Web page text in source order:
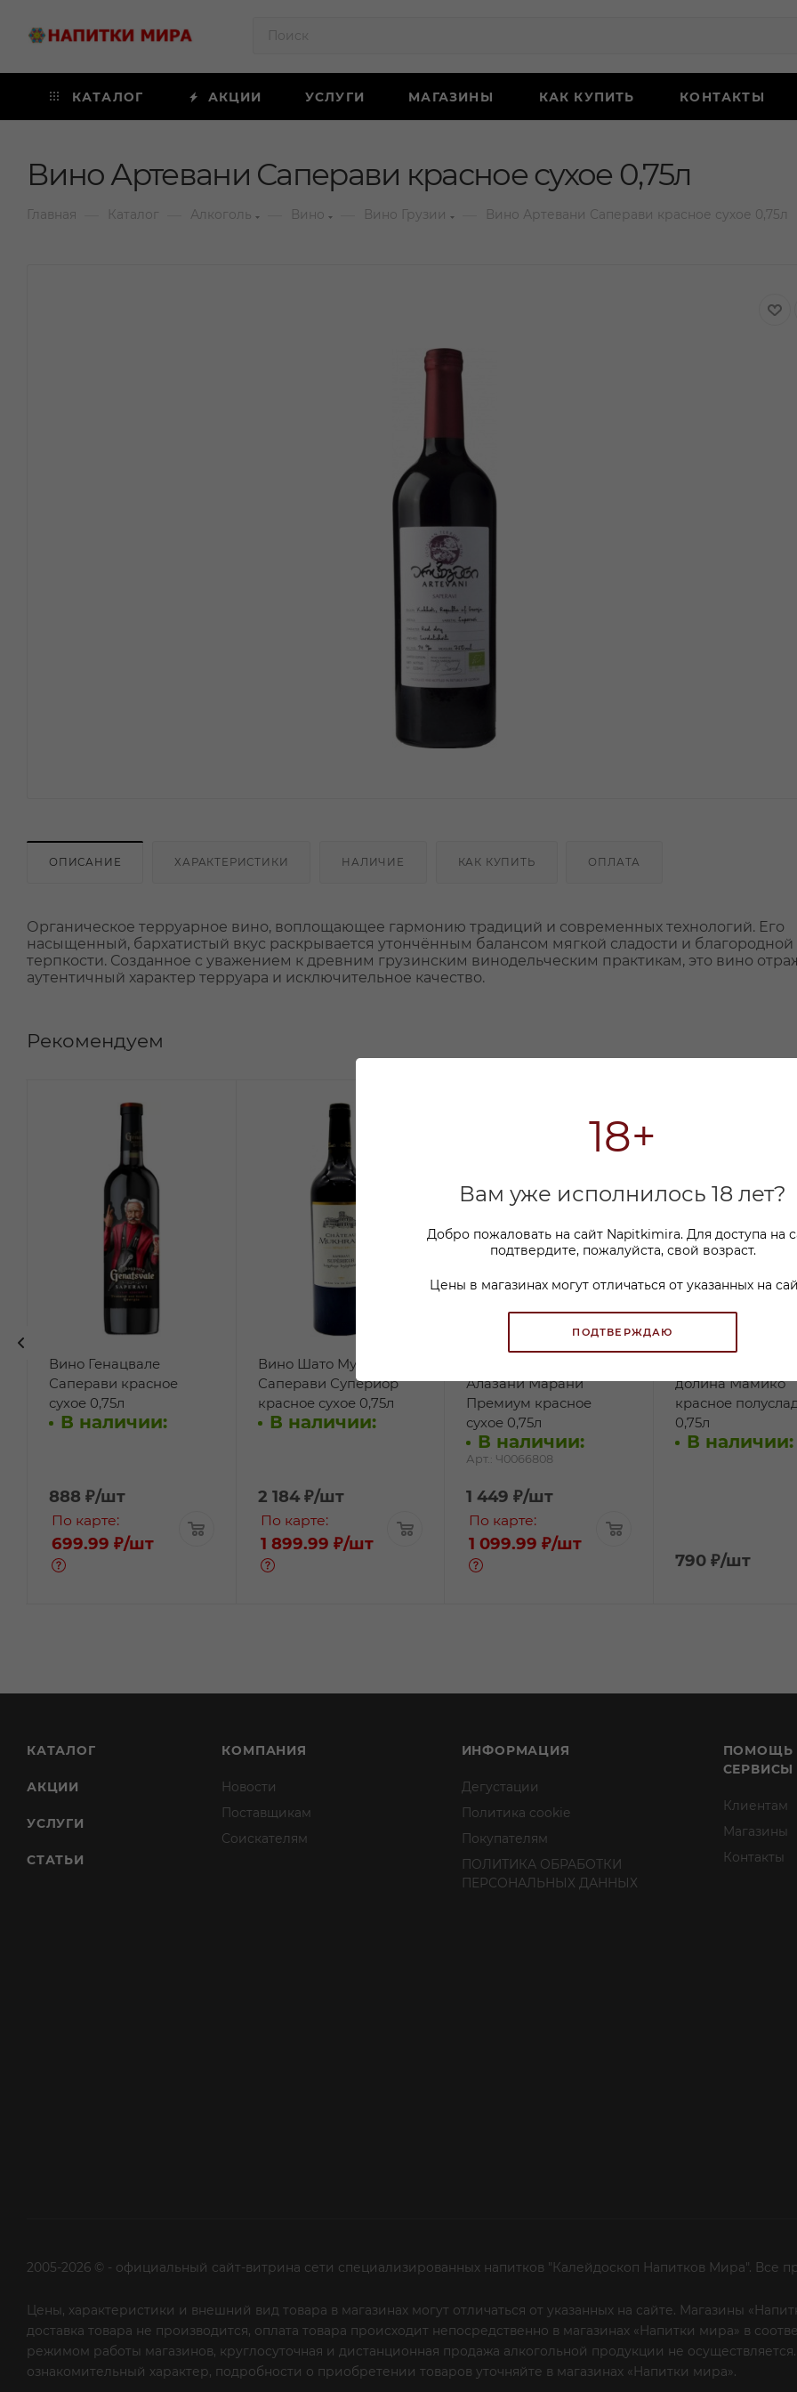
18+
Вам уже исполнилось 18 лет?
Добро пожаловать на сайт Napitkimira. Для доступа на
подтвердите, пожалуйста, свой возраст.
Цены в магазинах могут отличаться от указанных на
ПОДТВЕРЖДАЮ
КАТАЛОГ АКЦИИ УСЛУГИ МАГАЗИНЫ КАК КУПИТЬ КОНТАКТЫ
Вино Артевани Саперави красное сухое 0,75л
Главная Каталог Алкоголь Вино Вино Грузии Вино Артевани Саперави красное сухое 0,75л
ОПИСАНИЕ ХАРАКТЕРИСТИКИ НАЛИЧИЕ КАК КУПИТЬ ОПЛАТА
Органическое терруарное вино, воплощающее гармонию традиций и современных технологий. Его
насыщенный, бархатистый вкус раскрывается утончённым балансом мягкой сладости и благородной
терпкости. Созданное с уважением к древним грузинским винодельческим практикам, это вино
аутентичный характер терруара и исключительное качество.
Рекомендуем
Вино Генацвале
Саперави красное
сухое 0,75л
В наличии:
888 ₽/шт
По карте:
699.99 ₽/шт
Вино Шато Мухрани
Саперави Супериор
красное сухое 0,75л
В наличии:
2 184₽/шт
По карте:
1 899.99 ₽/шт
Алазани Марани
Премиум красное
сухое 0,75л
В наличии:
Арт.: Ч0066808
1 449 ₽/шт
По карте:
1 099.99 ₽/шт
долина Мамико
красное
0,75л
В наличии:
790 ₽/шт
КАТАЛОГ
АКЦИИ
УСЛУГИ
СТАТЬИ
КОМПАНИЯ
Новости
Поставщикам
Соискателям
ИНФОРМАЦИЯ
Дегустации
Политика cookie
Покупателям
ПОЛИТИКА ОБРАБОТКИ
ПЕРСОНАЛЬНЫХ ДАННЫХ
ПОМОЩЬ
СЕРВИСЫ
Клиентам
Магазины
Контакты
2005-2026 © - официальный сайт-витрина сети специализированных напитков "Калейдоскоп Напитков Мира". Все
Цены, характеристики и внешний вид товара в магазинах могут отличаться от указанных на сайте. Магазины
доставка товара не производится, оплата товара происходит непосредственно в магазинах «Напитки мира» в
режимом работы магазинов, круглосуточная и дистанционная продажа алкогольной продукции не
ознакомительный характер, подробности о приобретении товаров уточняйте в магазинах «Напитки мира».